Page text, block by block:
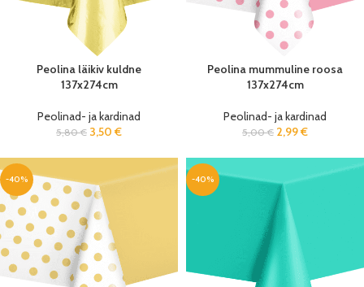
Peolina läikiv kuldne
137x274cm
Peolinad- ja kardinad
5,80€ 3,50 €
Peolina mummuline roosa
137x274cm
Peolinad- ja kardinad
5,00€ 2,99€
-40% -40%